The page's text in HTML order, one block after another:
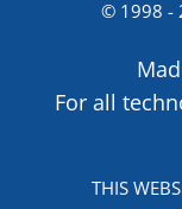
© 1998 -
For all
THIS